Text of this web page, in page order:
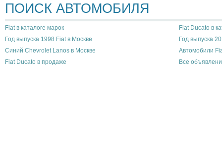
ПОИСК АВТОМОБИЛЯ
Fiat в каталоге марок
Fiat Ducato в
Год выпуска 1998 Fiat в Москве
Год выпуска
Синий Chevrolet Lanos в Москве
Автомобили
Fiat Ducato в продаже
Все